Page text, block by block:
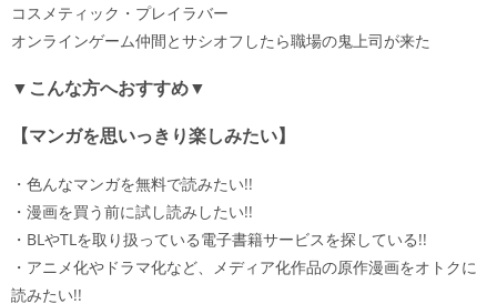
コスメティック・プレイラバー
オンラインゲーム仲間とサシオフしたら職場の鬼上司が来た
▼こんな方へおすすめ▼
【マンガを思いっきり楽しみたい】
・色んなマンガを無料で読みたい!!
・漫画を買う前に試し読みしたい!!
・BLやTLを取り扱っている電子書籍サービスを探している!!
・アニメ化やドラマ化など、メディア化作品の原作漫画をオトクに
読みたい!!